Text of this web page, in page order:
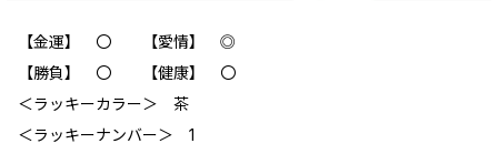
【金運】 〇 【愛情】 ◎
【勝負】 〇 【健康】 〇
＜ラッキーカラー＞ 茶
＜ラッキーナンバー＞ 1